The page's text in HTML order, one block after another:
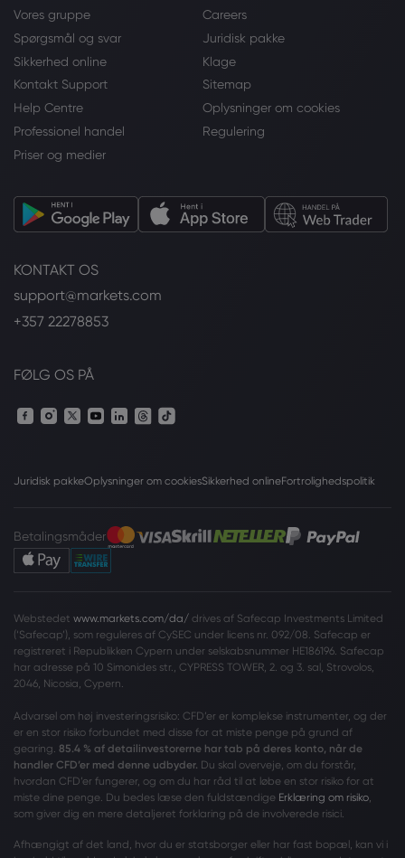
Vores gruppe
Careers
Spørgsmål og svar
Juridisk pakke
Sikkerhed online
Klage
Kontakt Support
Sitemap
Help Centre
Oplysninger om cookies
Professionel handel
Regulering
Priser og medier
KONTAKT OS
support@markets.com
+357 22278853
FØLG OS PÅ
Juridisk pakkeOplysninger om cookiesSikkerhed onlineFortrolighedspolitik
Betalingsmåder
Webstedet www.markets.com/da/ drives af Safecap Investments Limited
(‘Safecap’), som reguleres af CySEC under licens nr. 092/08. Safecap er
registreret i Republikken Cypern under selskabsnummer HE186196. Safecap
har adresse på 10 Simonides str., CYPRESS TOWER, 2. og 3. sal, Strovolos,
2046, Nicosia, Cypern.
Advarsel om høj investeringsrisiko: CFD’er er komplekse instrumenter, og der
er en stor risiko forbundet med disse for at miste penge på grund af
gearing. 85.4 % af detailinvestorerne har tab på deres konto, når de
handler CFD’er med denne udbyder. Du skal overveje, om du forstår,
hvordan CFD’er fungerer, og om du har råd til at løbe en stor risiko for at
miste dine penge. Du bedes læse den fuldstændige Erklæring om risiko
som giver dig en mere detaljeret forklaring på de involverede risici.
Afhængigt af det land, hvor du er statsborger eller har fast bopæl, kan vi i